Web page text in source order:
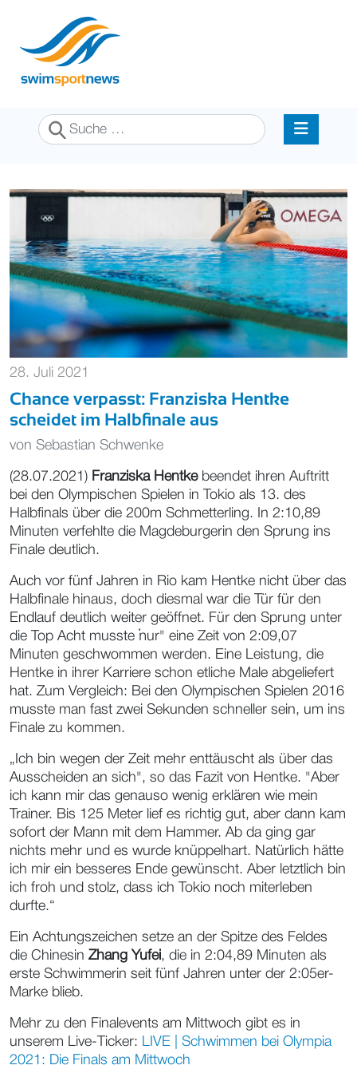
Suchen
28. Juli 2021
Chance verpasst: Franziska Hentke
scheidet im Halbfinale aus
von Sebastian Schwenke
(28.07.2021) Franziska Hentkebeendet ihren Auftritt
bei den Olympischen Spielen in Tokio als 13. des
Halbfinals über die 200m Schmetterling. In 2:10,89
Minuten verfehlte die Magdeburgerin den Sprung ins
Finale deutlich.
Auch vor fünf Jahren in Rio kam Hentke nicht über das
Halbfinale hinaus, doch diesmal war die Tür für den
Endlauf deutlich weiter geöffnet. Für den Sprung unter
die Top Acht musste "nur" eine Zeit von 2:09,07
Minuten geschwommen werden. Eine Leistung, die
Hentke in ihrer Karriere schon etliche Male abgeliefert
hat. Zum Vergleich: Bei den Olympischen Spielen 2016
musste man fast zwei Sekunden schneller sein, um ins
Finale zu kommen.
„Ich bin wegen der Zeit mehr enttäuscht als über das
Ausscheiden an sich", so das Fazit von Hentke. "Aber
ich kann mir das genauso wenig erklären wie mein
Trainer. Bis 125 Meter lief es richtig gut, aber dann kam
sofort der Mann mit dem Hammer. Ab da ging gar
nichts mehr und es wurde knüppelhart. Natürlich hätte
ich mir ein besseres Ende gewünscht. Aber letztlich bin
ich froh und stolz, dass ich Tokio noch miterleben
durfte.“
Ein Achtungszeichen setze an der Spitze des Feldes
die Chinesin Zhang Yufei, die in 2:04,89 Minuten als
erste Schwimmerin seit fünf Jahren unter der 2:05er-
Marke blieb.
Mehr zu den Finalevents am Mittwoch gibt es in
unserem Live-Ticker:
LIVE | Schwimmen bei Olympia
2021: Die Finals am Mittwoch